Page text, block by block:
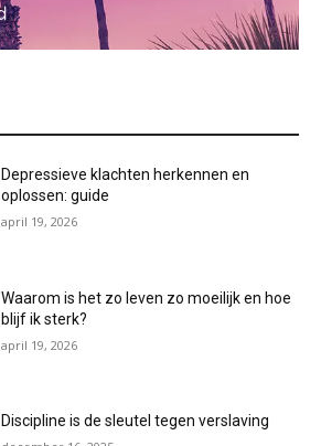
Depressieve klachten herkennen en
oplossen: guide
april 19, 2026
Waarom is het zo leven zo moeilijk en hoe
blijf ik sterk?
april 19, 2026
Discipline is de sleutel tegen verslaving